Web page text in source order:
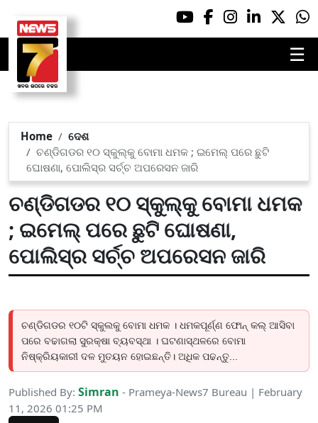
☰
Home
ଦେଶ
ଚଣ୍ଡିଗଡର ୧୦ ସ୍କୁଲ୍‌କୁ ବୋମା ଧମକ ; ଇମେଲ୍ ପରେ ଛୁଟି
ଘୋଷଣା, ପୋଲିସ୍‌ର ସର୍ଚ୍ଚ ଅପରେସନ ଜାରି
ଚଣ୍ଡିଗଡର ୧୦ ସ୍କୁଲ୍‌କୁ ବୋମା ଧମକ
; ଇମେଲ୍ ପରେ ଛୁଟି ଘୋଷଣା,
ପୋଲିସ୍‌ର ସର୍ଚ୍ଚ ଅପରେସନ ଜାରି
ଚଣ୍ଡିଗଡର ୧୦ଟି ସ୍କୁଲକୁ ବୋମା ଧମକ । ଧମକପୂର୍ଣ୍ଣ ଫୋନ୍ କଲ୍ ଆସିବା
ପରେ ବଢାଗଲା ସୁରକ୍ଷା ବ୍ୟବସ୍ଥା । ଘଟଣାସ୍ଥଳରେ ବୋମା
ନିଷ୍କ୍ରିୟକାରୀ ଦଳ ମୁତୟନ ହୋଇଛନ୍ତି। ଅଧିକ ପଢନ୍ତୁ...
Published By: Simran - Prameya-News7 Bureau | February
11, 2026 01:25 PM